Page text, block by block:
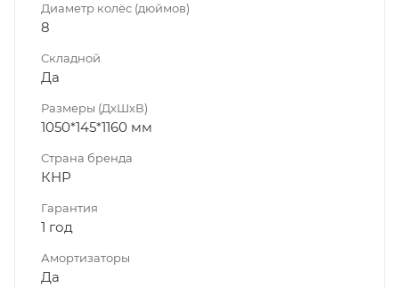
Диаметр колёс (дюймов)
8
Складной
Да
Размеры (ДхШхВ)
1050*145*1160 мм
Страна бренда
КНР
Гарантия
1 год
Амортизаторы
Да